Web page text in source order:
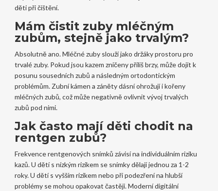
děti při čištění.
Mám čistit zuby mléčným
zubům, stejně jako trvalým?
Absolutně ano. Mléčné zuby slouží jako držáky prostoru pro
trvalé zuby. Pokud jsou kazem zničeny příliš brzy, může dojít k
posunu sousedních zubů a následným ortodontickým
problémům. Zubní kámen a záněty dásní ohrožují i kořeny
mléčných zubů, což může negativně ovlivnit vývoj trvalých
zubů pod nimi.
Jak často mají děti chodit na
rentgen zubů?
Frekvence rentgenových snímků závisí na individuálním riziku
kazů. U dětí s nízkým rizikem se snímky dělají jednou za 1-2
roky. U dětí s vyšším rizikem nebo při podezření na hlubší
problémy se mohou opakovat častěji. Moderní digitální